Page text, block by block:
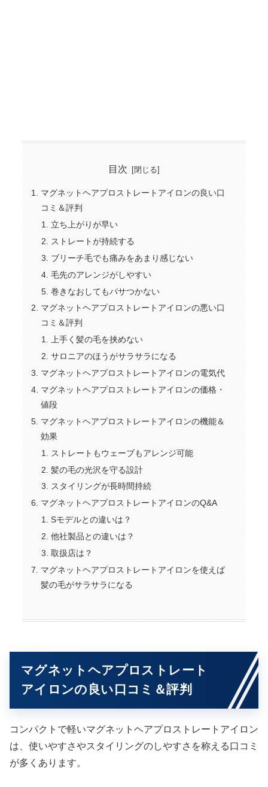
目次
マグネットヘアプロストレートアイロンの良い口
コミ＆評判
立ち上がりが早い
ストレートが持続する
ブリーチ毛でも痛みをあまり感じない
毛先のアレンジがしやすい
巻きなおしてもパサつかない
マグネットヘアプロストレートアイロンの悪い口
コミ＆評判
上手く髪の毛を挟めない
サロニアのほうがサラサラになる
マグネットヘアプロストレートアイロンの電気代
マグネットヘアプロストレートアイロンの価格・
値段
マグネットヘアプロストレートアイロンの機能＆
効果
ストレートもウェーブもアレンジ可能
髪の毛の光沢を守る設計
スタイリングが長時間持続
マグネットヘアプロストレートアイロンのQ&A
Sモデルとの違いは？
他社製品との違いは？
取扱店は？
マグネットヘアプロストレートアイロンを使えば
髪の毛がサラサラになる
マグネットヘアプロストレート
アイロンの良い口コミ＆評判
コンパクトで軽いマグネットヘアプロストレートアイロン
は、使いやすさやスタイリングのしやすさを称える口コミ
が多くあります。